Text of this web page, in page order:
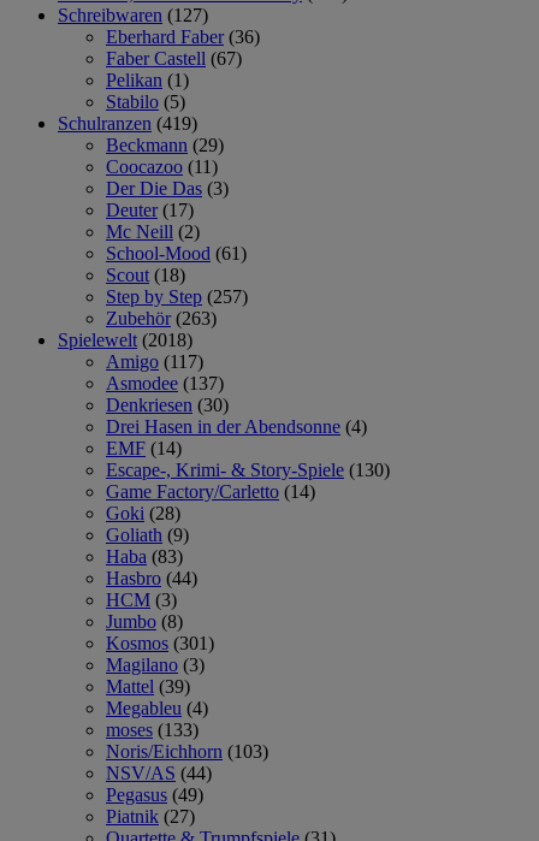
Schreibwaren (127)
Eberhard Faber (36)
Faber Castell (67)
Pelikan (1)
Stabilo (5)
Schulranzen (419)
Beckmann (29)
Coocazoo (11)
Der Die Das (3)
Deuter (17)
Mc Neill (2)
School-Mood (61)
Scout (18)
Step by Step (257)
Zubehör (263)
Spielewelt (2018)
Amigo (117)
Asmodee (137)
Denkriesen (30)
Drei Hasen in der Abendsonne (4)
EMF (14)
Escape-, Krimi- & Story-Spiele (130)
Game Factory/Carletto (14)
Goki (28)
Goliath (9)
Haba (83)
Hasbro (44)
HCM (3)
Jumbo (8)
Kosmos (301)
Magilano (3)
Mattel (39)
Megableu (4)
moses (133)
Noris/Eichhorn (103)
NSV/AS (44)
Pegasus (49)
Piatnik (27)